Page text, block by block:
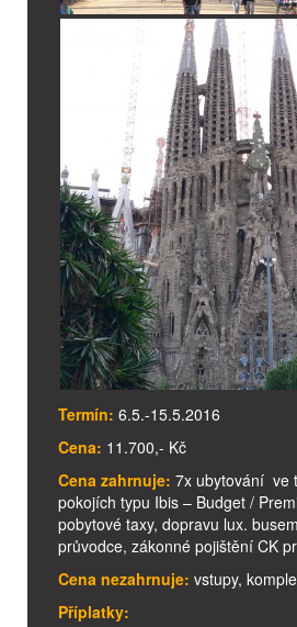
Termín: 6.5.-15.5.2016
Cena: 11.700,- Kč
Cena zahrnuje: 7x ubytování ve
pokojích typu Ibis – Budget /
pobytové taxy, dopravu lux.
průvodce, zákonné pojištění CK
Cena nezahrnuje: vstupy,
Příplatky: